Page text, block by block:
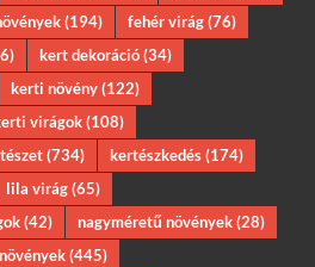
(194) fehér virág(76)
kert dekoráció(34)
kerti növény(122)
virágok(108)
(734) kertészkedés(174)
lila virág(65)
(42) nagyméretű növények(28)
növények(445)